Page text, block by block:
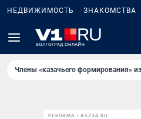
НЕДВИЖИМОСТЬ ЗНАКОМСТВА
Члены «казачьего формирования»
РЕКЛАМА • ASZ34.RU